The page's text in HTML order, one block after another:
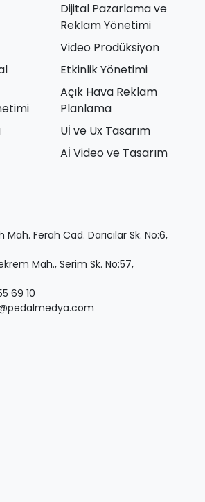
Dijital Pazarlama ve
Reklam Yönetimi
Video Prodüksiyon
Etkinlik Yönetimi
Açık Hava Reklam
Planlama
Uİ ve Ux Tasarım
Aİ Video ve Tasarım
Mah. Ferah Cad. Darıcılar Sk. No:6,
Mah., Serim Sk. No:57,
69 10